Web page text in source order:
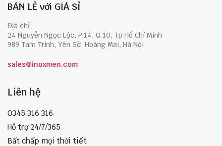
BÁN LẺ với GIÁ SỈ
Địa chỉ:
24 Nguyễn Ngọc Lộc, P.14, Q.10, Tp Hồ Chí Minh
989 Tam Trinh, Yên Sở, Hoàng Mai, Hà Nội
sales@inoxmen.com
Liên hệ
0345 316 316
Hỗ trợ 24/7/365
Bất chấp mọi thời tiết